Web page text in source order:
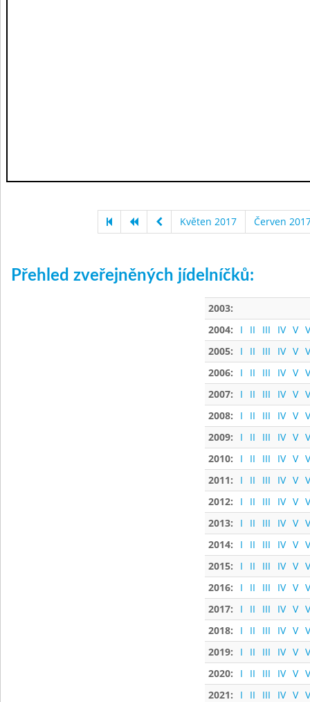
Květen 2017 Červen
Přehled zveřejněných jídelníčků:
2003:
2004:
I II III IV V
2005:
I II III IV V
2006:
I II III IV V
2007:
I II III IV V
2008:
I II III IV V
2009:
I II III IV V
2010:
I II III IV V
2011:
I II III IV V
2012:
I II III IV V
2013:
I II III IV V
2014:
I II III IV V
2015:
I II III IV V
2016:
I II III IV V
2017:
I II III IV V
2018:
I II III IV V
2019:
I II III IV V
2020:
I II III IV V
2021:
I II III IV V